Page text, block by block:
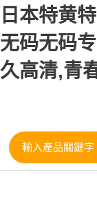
日本特黄
无码无码
久高清,青